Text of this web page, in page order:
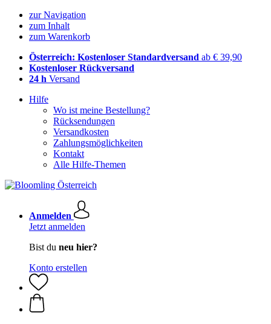
zur Navigation
zum Inhalt
zum Warenkorb
Österreich: Kostenloser Standardversand ab € 39,90
Kostenloser Rückversand
24 h Versand
Hilfe
Wo ist meine Bestellung?
Rücksendungen
Versandkosten
Zahlungsmöglichkeiten
Kontakt
Alle Hilfe-Themen
Anmelden
Jetzt anmelden
Bist du neu hier?
Konto erstellen